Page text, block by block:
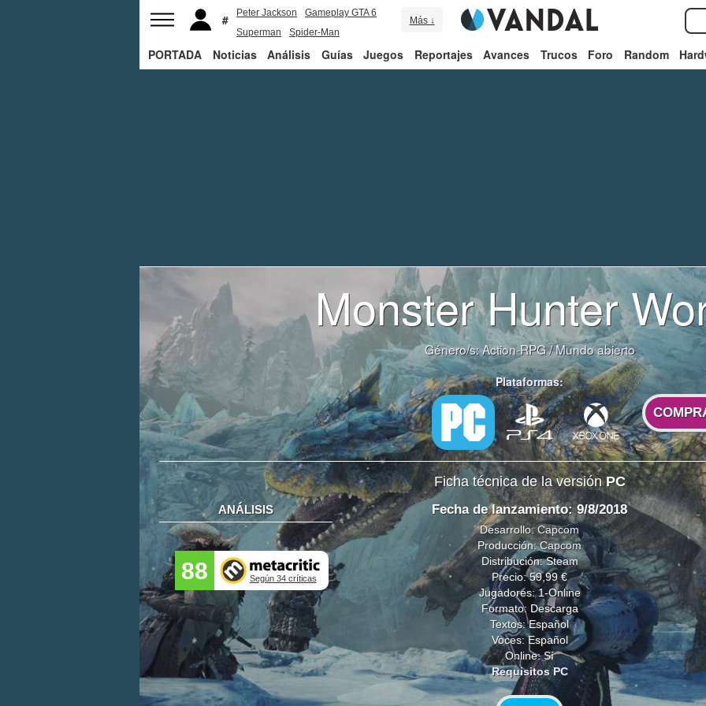
Peter Jackson
Gameplay GTA 6
Superman
Spider-Man
Más ↓
PORTADA Noticias Análisis Guías Juegos Reportajes Avances Trucos Foro Random
Monster Hunter
Género/s:Action-RPG/Mundo abierto
Plataformas:
Ficha técnica de la versiónPC
ANÁLISIS
88 Según 34 críticas
Fecha de lanzamiento: 9/8/2018
Desarrollo:Capcom
Producción:Capcom
Distribución: Steam
Precio: 59,99 €
Jugadores: 1-Online
Formato: Descarga
Textos: Español
Voces: Español
Online: Sí
Requisitos PC